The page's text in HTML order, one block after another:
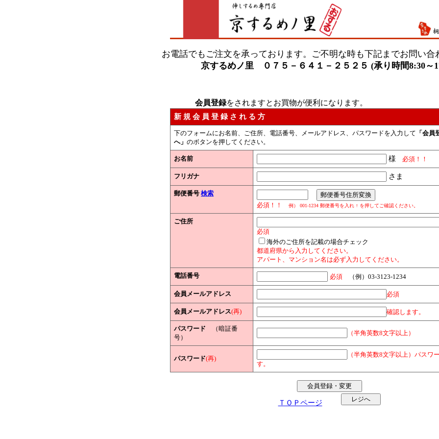
お電話でもご注文を承っております。ご不明な時も下記までお問い合
京するめノ里 ０７５－６４１－２５２５ (承り時間8:30～
会員登録をされますとお買物が便利になります。
新 規 会 員 登 録 さ れ る 方
下のフォームにお名前、ご住所、電話番号、メールアドレス、パスワードを入力して 「会員
へ」 のボタンを押してください。
お名前 様 必須！！
フリガナ さま
郵便番号 検索
必須！！
例） 001-1234 郵便番号を入れ ↑ を押してご確認ください。
ご住所
必須
海外のご住所を記載の場合チェック
都道府県から入力してください。
アパート、マンション名は必ず入力してください。
電話番号 必須 （例）03-3123-1234
会員メールアドレス 必須
会員メールアドレス(再) 確認します。
パスワード （暗証番
号）
（半角英数8文字以上）
パスワード(再)
（半角英数8文字以上）パスワ
す。
ＴＯＰページ